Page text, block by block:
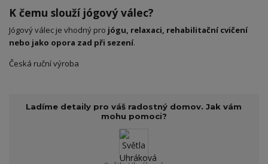
K čemu slouží jógový válec?
Jógový válec je vhodný pro jógu, relaxaci, rehabilitační cvičení
nebo jako opora zad při sezení.
Česká ruční výroba
Ladíme detaily pro váš radostný domov. Jak vám
mohu pomoci?